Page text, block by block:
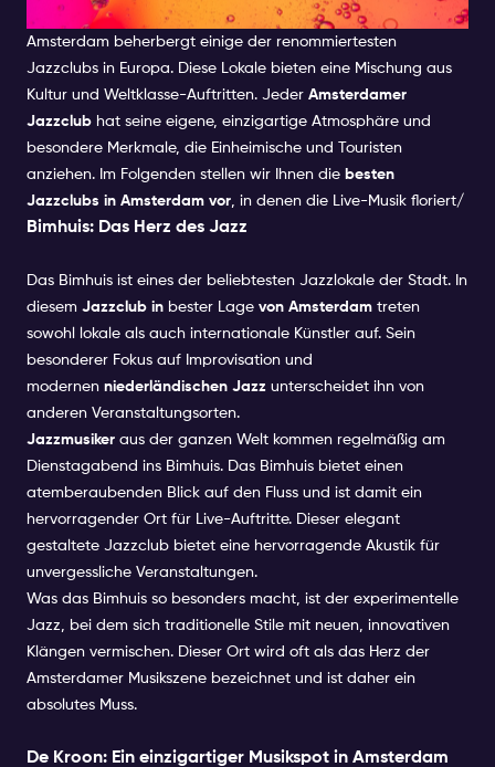
shopping and feeling like a local.
Jazzclubs in Amsterdam
Amsterdam beherbergt einige der renommiertesten
Jazzclubs in Europa. Diese Lokale bieten eine Mischung aus
Kultur und Weltklasse-Auftritten. Jeder Amsterdamer
Jazzclub hat seine eigene, einzigartige Atmosphäre und
besondere Merkmale, die Einheimische und Touristen
anziehen. Im Folgenden stellen wir Ihnen die besten
Jazzclubs in Amsterdam vor, in denen die Live-Musik floriert/
Bimhuis: Das Herz des Jazz
Das Bimhuis ist eines der beliebtesten Jazzlokale der Stadt. In
diesem Jazzclub in bester Lage von Amsterdam treten
sowohl lokale als auch internationale Künstler auf. Sein
besonderer Fokus auf Improvisation und
modernen niederländischen Jazz unterscheidet ihn von
anderen Veranstaltungsorten.
Jazzmusiker aus der ganzen Welt kommen regelmäßig am
Dienstagabend ins Bimhuis. Das Bimhuis bietet einen
atemberaubenden Blick auf den Fluss und ist damit ein
hervorragender Ort für Live-Auftritte. Dieser elegant
gestaltete Jazzclub bietet eine hervorragende Akustik für
unvergessliche Veranstaltungen.
Was das Bimhuis so besonders macht, ist der experimentelle
Jazz, bei dem sich traditionelle Stile mit neuen, innovativen
Klängen vermischen. Dieser Ort wird oft als das Herz der
Amsterdamer Musikszene bezeichnet und ist daher ein
absolutes Muss.
De Kroon: Ein einzigartiger Musikspot in Amsterdam